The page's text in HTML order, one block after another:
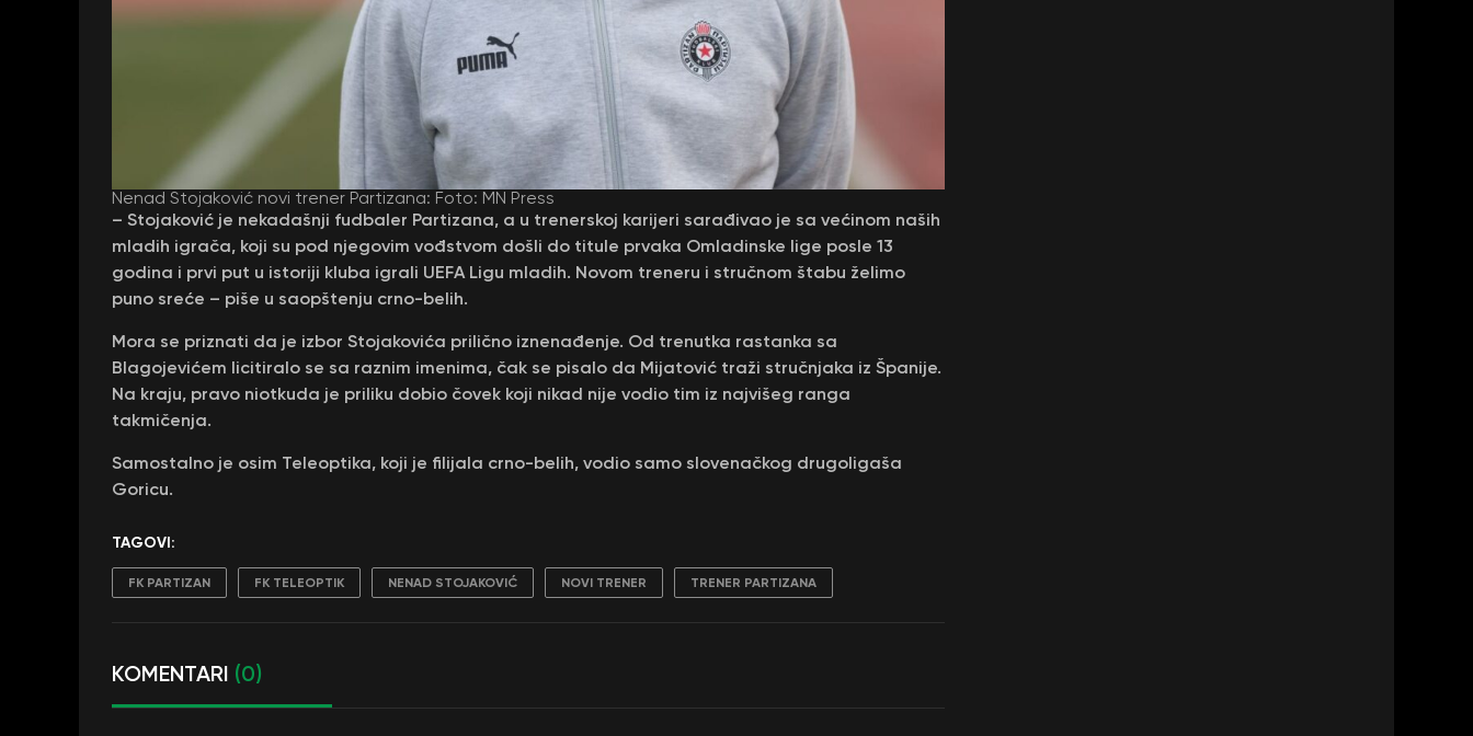
Nenad Stojaković novi trener Partizana: Foto: MN Press
– Stojaković je nekadašnji fudbaler Partizana, a u trenerskoj karijeri sarađivao je sa većinom naših
mladih igrača, koji su pod njegovim vođstvom došli do titule prvaka Omladinske lige posle 13
godina i prvi put u istoriji kluba igrali UEFA Ligu mladih. Novom treneru i stručnom štabu želimo
puno sreće – piše u saopštenju crno-belih.
Mora se priznati da je izbor Stojakovića prilično iznenađenje. Od trenutka rastanka sa
Blagojevićem licitiralo se sa raznim imenima, čak se pisalo da Mijatović traži stručnjaka iz Španije.
Na kraju, pravo niotkuda je priliku dobio čovek koji nikad nije vodio tim iz najvišeg ranga
takmičenja.
Samostalno je osim Teleoptika, koji je filijala crno-belih, vodio samo slovenačkog drugoligaša
Goricu.
TAGOVI:
FK PARTIZAN FK TELEOPTIK NENAD STOJAKOVIĆ NOVI TRENER TRENER PARTIZANA
KOMENTARI (0)